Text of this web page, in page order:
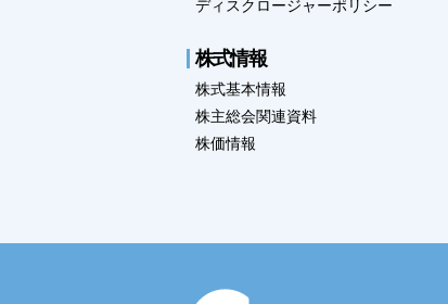
ディスクロージャーポリシー
株式情報
株式基本情報
株主総会関連資料
株価情報